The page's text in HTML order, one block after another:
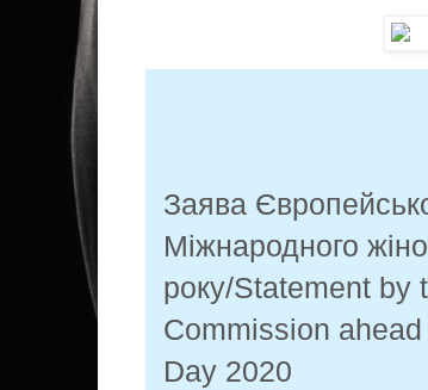
Заява
Міжнародного
року/Statement by
Commission
Day 2020